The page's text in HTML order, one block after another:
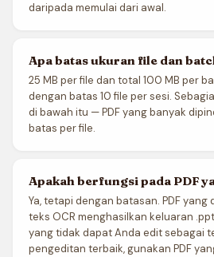
daripada memulai dari awal.
Apa batas ukuran file dan
25 MB per file dan total 100 MB per
dengan batas 10 file per sesi.
di bawah itu — PDF yang banyak
batas per file.
Apakah berfungsi pada PDF
Ya, tetapi dengan batasan. PDF
teks OCR menghasilkan keluaran
yang tidak dapat Anda edit sebagai
pengeditan terbaik, gunakan PDF